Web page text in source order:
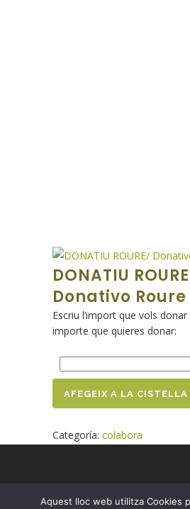
DONATIU
Donativo Roure
Escriu l’import que vols
importe que quieres donar:
N
T
AFEGEIX A LA CISTELLA
Categoría: colabora
Aquest lloc web utilitza Cookies